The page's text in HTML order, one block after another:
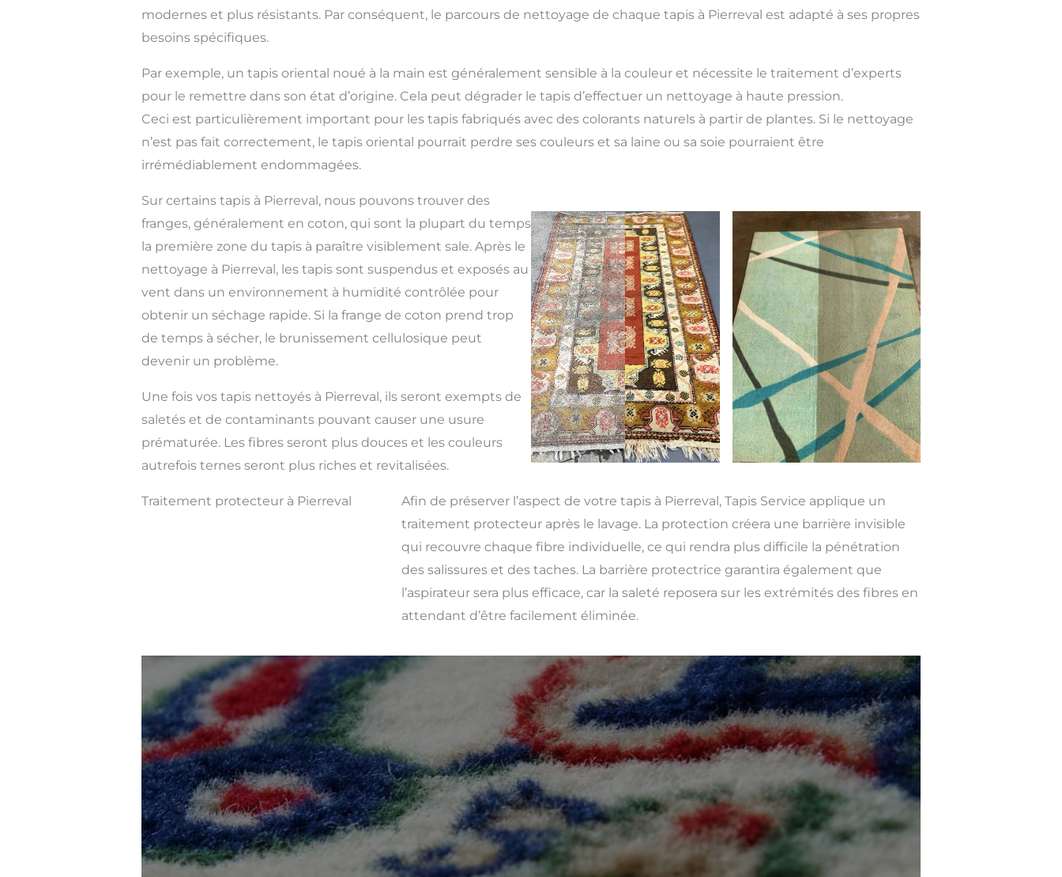
modernes et plus résistants. Par conséquent, le parcours de nettoyage de chaque tapis à Pierreval est adapté à ses propres
besoins spécifiques.
Par exemple, un tapis oriental noué à la main est généralement sensible à la couleur et nécessite le traitement d’experts
pour le remettre dans son état d’origine. Cela peut dégrader le tapis d’effectuer un nettoyage à haute pression.
Ceci est particulièrement important pour les tapis fabriqués avec des colorants naturels à partir de plantes. Si le nettoyage
n’est pas fait correctement, le tapis oriental pourrait perdre ses couleurs et sa laine ou sa soie pourraient être
irrémédiablement endommagées.
Sur certains tapis à Pierreval, nous pouvons trouver des
franges, généralement en coton, qui sont la plupart du temps
la première zone du tapis à paraître visiblement sale. Après le
nettoyage à Pierreval, les tapis sont suspendus et exposés au
vent dans un environnement à humidité contrôlée pour
obtenir un séchage rapide. Si la frange de coton prend trop
de temps à sécher, le brunissement cellulosique peut
devenir un problème.
Une fois vos tapis nettoyés à Pierreval, ils seront exempts de
saletés et de contaminants pouvant causer une usure
prématurée. Les fibres seront plus douces et les couleurs
autrefois ternes seront plus riches et revitalisées.
Traitement protecteur à Pierreval
Afin de préserver l’aspect de votre tapis à Pierreval, Tapis Service applique un
traitement protecteur après le lavage. La protection créera une barrière invisible
qui recouvre chaque fibre individuelle, ce qui rendra plus difficile la pénétration
des salissures et des taches. La barrière protectrice garantira également que
l’aspirateur sera plus efficace, car la saleté reposera sur les extrémités des fibres en
attendant d’être facilement éliminée.